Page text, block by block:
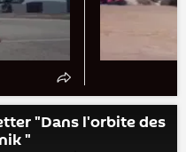
"Dans l'orbite des
"